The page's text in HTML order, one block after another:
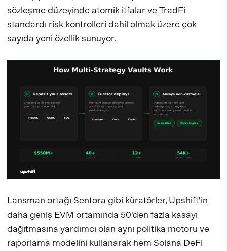
sözleşme düzeyinde atomik itfalar ve TradFi
standardı risk kontrolleri dahil olmak üzere çok
sayıda yeni özellik sunuyor.
Lansman ortağı Sentora gibi küratörler, Upshift'in
daha geniş EVM ortamında 50'den fazla kasayı
dağıtmasına yardımcı olan aynı politika motoru ve
raporlama modelini kullanarak hem Solana DeFi